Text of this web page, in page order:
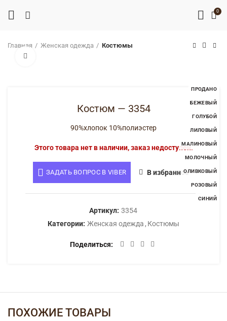
0
Главная Женская одежда Костюмы
ПРОДАНО
БЕЖЕВЫЙ
ГОЛУБОЙ
ЛИЛОВЫЙ
МАЛИНОВЫЙ
МОЛОЧНЫЙ
ОЛИВКОВЫЙ
РОЗОВЫЙ
СИНИЙ
Костюм — 3354
90%хлопок 10%полиэстер
Этого товара нет в наличии, заказ недоступен.
ЗАДАТЬ ВОПРОС В VIBER В избранное
Артикул: 3354
Категории: Женская одежда , Костюмы
Поделиться
ПОХОЖИЕ ТОВАРЫ